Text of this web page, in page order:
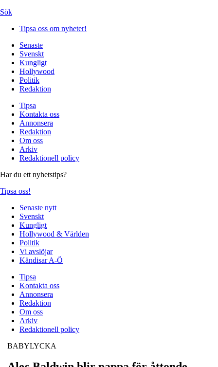
Sök
Tipsa oss om nyheter!
Senaste
Svenskt
Kungligt
Hollywood
Politik
Redaktion
Tipsa
Kontakta oss
Annonsera
Redaktion
Om oss
Arkiv
Redaktionell policy
Har du ett nyhetstips?
Tipsa oss!
Senaste nytt
Svenskt
Kungligt
Hollywood & Världen
Politik
Vi avslöjar
Kändisar A-Ö
Tipsa
Kontakta oss
Annonsera
Redaktion
Om oss
Arkiv
Redaktionell policy
BABYLYCKA